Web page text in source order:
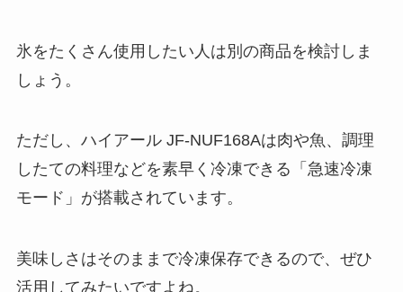
氷をたくさん使用したい人は別の商品を検討しま
しょう。
ただし、ハイアール JF-NUF168Aは肉や魚、調理
したての料理などを素早く冷凍できる「急速冷凍
モード」が搭載されています。
美味しさはそのままで冷凍保存できるので、ぜひ
活用してみたいですよね。